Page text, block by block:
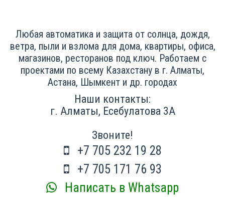
Любая автоматика и защита от солнца, дождя,
ветра, пыли и взлома для дома, квартиры, офиса,
магазинов, ресторанов под ключ. Работаем с
проектами по всему Казахстану в г. Алматы,
Астана, Шымкент и др. городах
Наши контакты:
г. Алматы, Есебулатова 3А
Звоните!
+7 705 232 19 28
+7 705 171 76 93
Написать в Whatsapp